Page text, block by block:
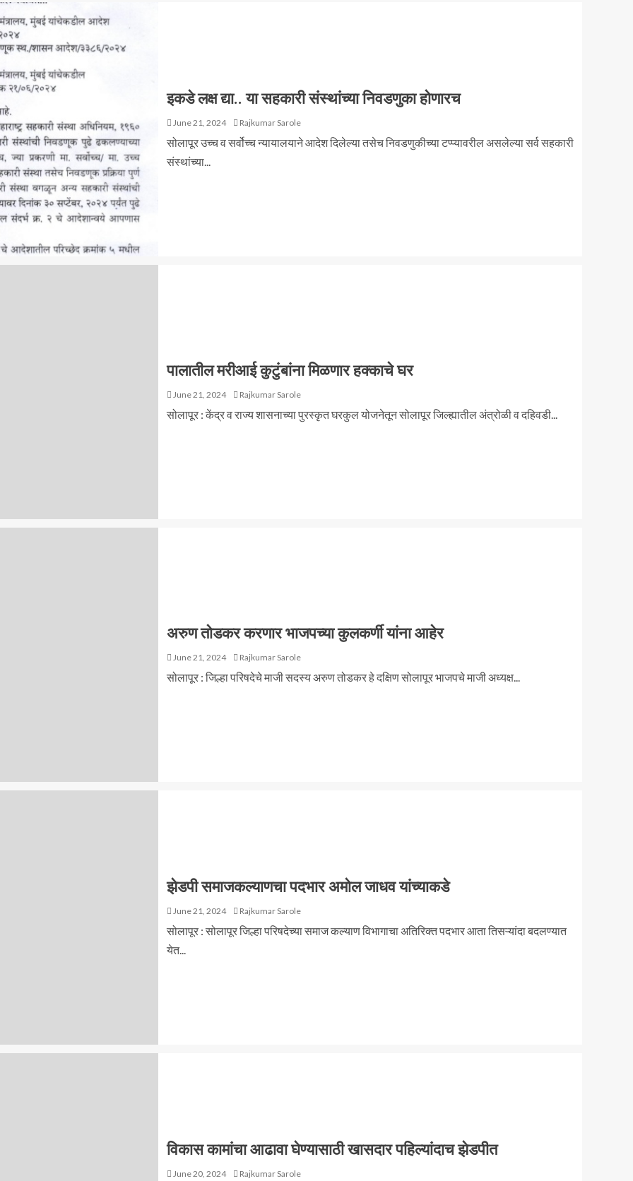
इकडे लक्ष द्या.. या सहकारी संस्थांच्या निवडणुका होणारच
June 21, 2024 Rajkumar Sarole
सोलापूर उच्च व सर्वोच्च न्यायालयाने आदेश दिलेल्या तसेच निवडणुकीच्या टप्प्यावरील असलेल्या सर्व सहकारी
संस्थांच्या...
पालातील मरीआई कुटुंबांना मिळणार हक्काचे घर
June 21, 2024 Rajkumar Sarole
सोलापूर : केंद्र व राज्य शासनाच्या पुरस्कृत घरकुल योजनेतून सोलापूर जिल्ह्यातील अंत्रोळी व दहिवडी...
अरुण तोडकर करणार भाजपच्या कुलकर्णी यांना आहेर
June 21, 2024 Rajkumar Sarole
सोलापूर : जिल्हा परिषदेचे माजी सदस्य अरुण तोडकर हे दक्षिण सोलापूर भाजपचे माजी अध्यक्ष...
झेडपी समाजकल्याणचा पदभार अमोल जाधव यांच्याकडे
June 21, 2024 Rajkumar Sarole
सोलापूर : सोलापूर जिल्हा परिषदेच्या समाज कल्याण विभागाचा अतिरिक्त पदभार आता तिसऱ्यांदा बदलण्यात
येत...
विकास कामांचा आढावा घेण्यासाठी खासदार पहिल्यांदाच झेडपीत
June 20, 2024 Rajkumar Sarole